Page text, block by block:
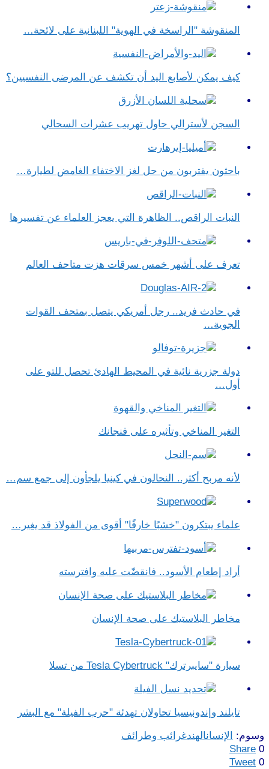
المنقوشة "الراسخة في الهوية" اللبنانية على لائحة…
كيف يمكن لأصابع اليد أن تكشف عن المرضى النفسيين؟
السجن لأسترالي حاول تهريب عشرات السحالي
باحثون يقتربون من حل لغز الاختفاء الغامض لطيارة…
النبات الراقص.. الظاهرة التي يعجز العلماء عن تفسيرها
تعرف على أشهر خمس سرقات هزت متاحف العالم
في حادث فريد.. رجل أمريكي يتصل بمتحف القوات
الجوية…
دولة جزرية نائية في المحيط الهادئ تحصل للتو على
أول…
التغير المناخي وتأثيره على فنجانك
لأنه مربح أكثر.. النحالون في كينيا يلجأون إلى جمع سم…
علماء يبتكرون "خشبًا خارقًا" أقوى من الفولاذ قد يغير…
أراد إطعام الأسود.. فانقضّت عليه وافترسته
مخاطر البلاستيك على صحة الإنسان
سيارة "سايبرترك" Tesla Cybertruck من تسلا
تايلند وإندونيسيا تحاولان تهدئة "حرب الفيلة" مع البشر
وسوم: الإنسانالهندغرائب وطرائف
Share 0
Tweet 0